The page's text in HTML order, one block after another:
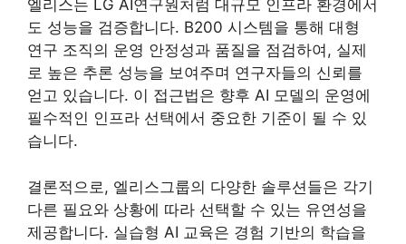
엘리스는 LG AI연구원처럼 대규모 인프라 환경에서
도 성능을 검증합니다. B200 시스템을 통해 대형
연구 조직의 운영 안정성과 품질을 점검하여, 실제
로 높은 추론 성능을 보여주며 연구자들의 신뢰를
얻고 있습니다. 이 접근법은 향후 AI 모델의 운영에
필수적인 인프라 선택에서 중요한 기준이 될 수 있
습니다.
결론적으로, 엘리스그룹의 다양한 솔루션들은 각기
다른 필요와 상황에 따라 선택할 수 있는 유연성을
제공합니다. 실습형 AI 교육은 경험 기반의 학습을